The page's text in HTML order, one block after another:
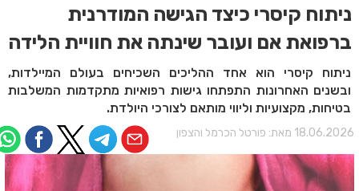
ניתוח קיסרי כיצד הגישה המודרנית
ברפואת אם ועובר שינתה את חוויית הלידה
ניתוח קיסרי הוא אחד ההליכים השכיחים בעולם המיילדות,
ובשנים האחרונות התפתחו גישות רפואיות מתקדמות המשלבות
בטיחות, מקצועיות וליווי מותאם לצורכי היולדת.
מאת: פורטל הכרמל והצפון